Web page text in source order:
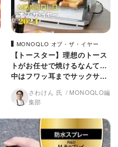
MONOQLO オブ・ザ・イヤー
【トースター】理想のトース
トがお任せで焼けるなんて…
中はフワッ耳までサックサク!
!【MONOQLO 2024年ベス
トバイ】
さわけん 氏
MONOQLO編
集部